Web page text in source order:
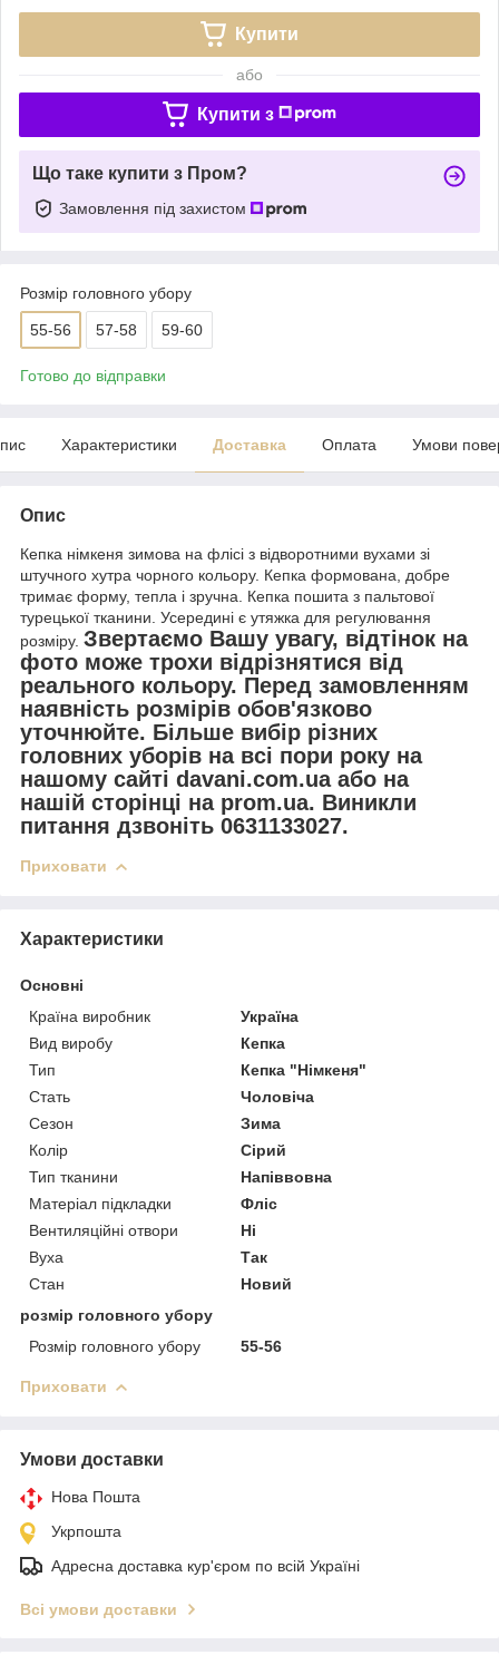
Купити
або
Купити з
Що таке купити з Пром?
Замовлення під захистом
Розмір головного убору
55-56 57-58 59-60
Готово до відправки
Характеристики Доставка Оплата Умови
Опис
Кепка німкеня зимова на флісі з відворотними вухами зі
штучного хутра чорного кольору. Кепка формована, добре
тримає форму, тепла і зручна. Кепка пошита з пальтової
турецької тканини. Усередині є утяжка для регулювання
розміру. Звертаємо Вашу увагу, відтінок на
фото може трохи відрізнятися від
реального кольору. Перед замовленням
наявність розмірів обов'язково
уточнюйте. Більше вибір різних
головних уборів на всі пори року на
нашому сайті davani.com.ua або на
нашій сторінці на prom.ua. Виникли
питання дзвоніть 0631133027.
Приховати
Характеристики
Основні
Країна виробник
Україна
Вид виробу
Кепка
Тип
Кепка "Німкеня"
Стать
Чоловіча
Сезон
Зима
Колір
Сірий
Тип тканини
Напіввовна
Матеріал підкладки
Фліс
Вентиляційні отвори
Ні
Вуха
Так
Стан
Новий
розмір головного убору
Розмір головного убору
55-56
Приховати
Умови доставки
Нова Пошта
Укрпошта
Адресна доставка кур'єром по всій Україні
Всі умови доставки